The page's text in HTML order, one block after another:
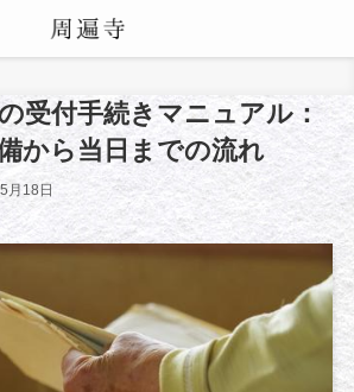
受付手続きマニュアル：
から当日までの流れ
月18日